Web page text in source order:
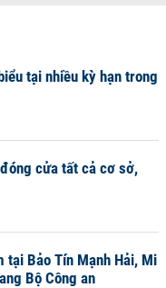
tại nhiều kỳ hạn trong
cửa tất cả cơ sở,
tại Bảo Tín Mạnh Hải, Mi
Bộ Công an